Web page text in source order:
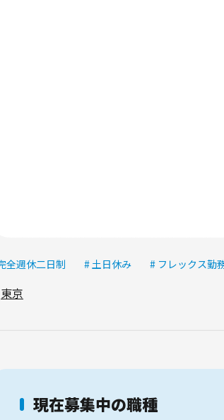
全週休二日制 # 土日休み # フレックス勤
東京
現在募集中の職種